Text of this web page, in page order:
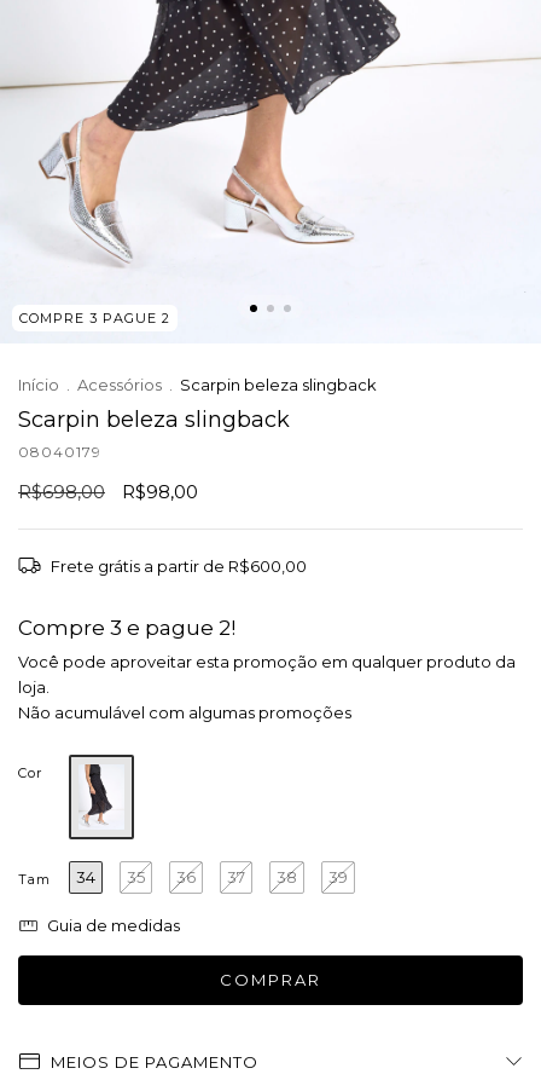
COMPRE 3 PAGUE 2
Início Acessórios Scarpin beleza slingback
Scarpin beleza slingback
08040179
R$698,00 R$98,00
Frete grátis a partir de R$600,00
Compre 3 e pague 2!
Você pode aproveitar esta promoção em qualquer produto da
loja.
Não acumulável com algumas promoções
Cor
Tam 34 35 36 37 38 39
Guia de medidas
MEIOS DE PAGAMENTO